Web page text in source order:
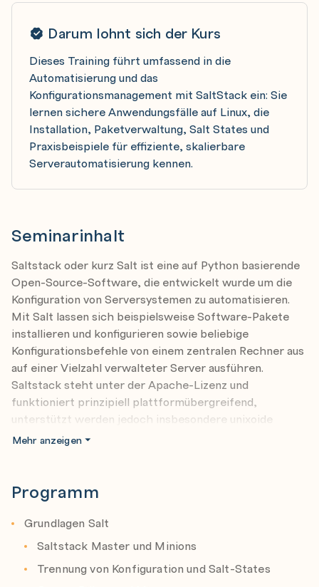
Darum lohnt sich der Kurs
Dieses Training führt umfassend in die
Automatisierung und das
Konfigurationsmanagement mit SaltStack ein: Sie
lernen sichere Anwendungsfälle auf Linux, die
Installation, Paketverwaltung, Salt States und
Praxisbeispiele für effiziente, skalierbare
Serverautomatisierung kennen.
Seminarinhalt
Saltstack oder kurz Salt ist eine auf Python basierende
Open-Source-Software, die entwickelt wurde um die
Konfiguration von Serversystemen zu automatisieren.
Mit Salt lassen sich beispielsweise Software-Pakete
installieren und konfigurieren sowie beliebige
Konfigurationsbefehle von einem zentralen Rechner aus
auf einer Vielzahl verwalteter Server ausführen.
Saltstack steht unter der Apache-Lizenz und
funktioniert prinzipiell plattformübergreifend,
unterstützt werden jedoch insbesondere unixoide
Betriebssysteme wie Unix, Linux und FreeBSD.
Die Konfiguration erfolgt bei Saltstack über Single
Shots am Terminal oder in einfachen Textdateien im
YAML-Format. Darüber hinaus bietet Salt auf der Basis
Konfigurationskommandos, die sich schnell und effektiv
Mehr anzeigen
Programm
Grundlagen Salt
Saltstack Master und Minions
Trennung von Konfiguration und Salt-States